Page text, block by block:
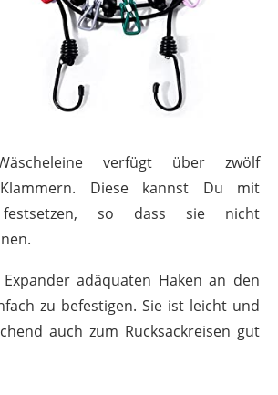
verfügt über zwölf
Klammern. Diese kannst Du mit
festsetzen, so dass sie nicht
adäquaten Haken an den
zu befestigen. Sie ist leicht und
auch zum Rucksackreisen gut